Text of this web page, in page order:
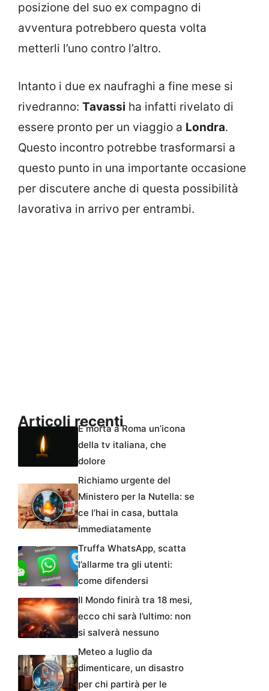
posizione del suo ex compagno di
avventura potrebbero questa volta
metterli l’uno contro l’altro.
Intanto i due ex naufraghi a fine mese si
rivedranno: Tavassi ha infatti rivelato di
essere pronto per un viaggio a Londra.
Questo incontro potrebbe trasformarsi a
questo punto in una importante occasione
per discutere anche di questa possibilità
lavorativa in arrivo per entrambi.
Articoli recentiÈ morta a Roma un’icona
della tv italiana, che
dolore
Richiamo urgente del
Ministero per la Nutella: se
ce l’hai in casa, buttala
immediatamente
Truffa WhatsApp, scatta
l’allarme tra gli utenti:
come difendersi
Il Mondo finirà tra 18 mesi,
ecco chi sarà l’ultimo: non
si salverà nessuno
Meteo a luglio da
dimenticare, un disastro
per chi partirà per le